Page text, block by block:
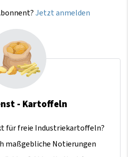
Jetzt anmelden
- Kartoffeln
für freie Industriekartoffeln?
maßgebliche Notierungen